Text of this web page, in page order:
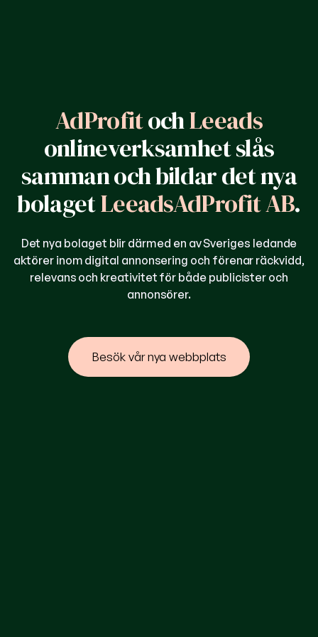
AdProfitochLeeads
onlineverksamhet slås
samman och bildar det nya
bolagetLeeadsAdProfit AB.
Det nya bolaget blir därmed en av Sveriges ledande
aktörer inom digital annonsering och förenar räckvidd,
relevans och kreativitet för både publicister och
annonsörer.
Besök vår nya webbplats